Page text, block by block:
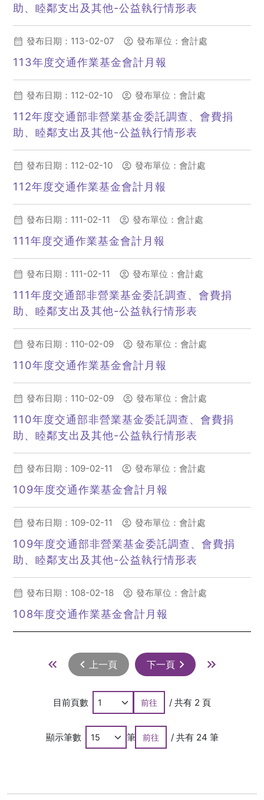
助、睦鄰支出及其他-公益執行情形表
(另開新視窗)
發布日期：113-02-07 發布單位：會計處
113年度交通作業基金會計月報
(另開新視窗)
發布日期：112-02-10 發布單位：會計處
112年度交通部非營業基金委託調查、會費捐
助、睦鄰支出及其他-公益執行情形表
(另開新視窗)
發布日期：112-02-10 發布單位：會計處
112年度交通作業基金會計月報
(另開新視窗)
發布日期：111-02-11 發布單位：會計處
111年度交通作業基金會計月報
(另開新視窗)
發布日期：111-02-11 發布單位：會計處
111年度交通部非營業基金委託調查、會費捐
助、睦鄰支出及其他-公益執行情形表
(另開新視窗)
發布日期：110-02-09 發布單位：會計處
110年度交通作業基金會計月報
(另開新視窗)
發布日期：110-02-09 發布單位：會計處
110年度交通部非營業基金委託調查、會費捐
助、睦鄰支出及其他-公益執行情形表
(另開新視窗)
發布日期：109-02-11 發布單位：會計處
109年度交通作業基金會計月報
(另開新視窗)
發布日期：109-02-11 發布單位：會計處
109年度交通部非營業基金委託調查、會費捐
助、睦鄰支出及其他-公益執行情形表
(另開新視窗)
發布日期：108-02-18 發布單位：會計處
108年度交通作業基金會計月報
(另開新視窗)
上一頁 下一頁
目前頁數 前往 / 共有 2 頁
顯示筆數 筆 前往 / 共有 24 筆